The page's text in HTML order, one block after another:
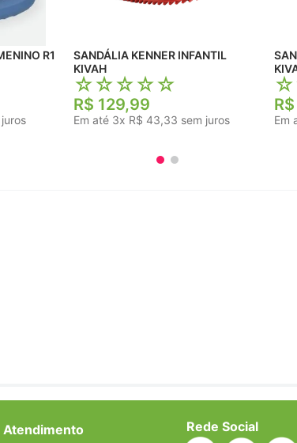
R1
SANDÁLIA KENNER INFANTIL
KIVAH
☆☆☆☆☆
R$ 129,99
Em até 3x R$ 43,33 sem juros
☆
R$
Em
Atendimento Rede Social